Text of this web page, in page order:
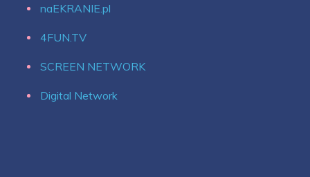
naEKRANIE.pl
4FUN.TV
SCREEN NETWORK
Digital Network